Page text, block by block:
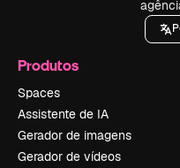
Produtos
Spaces
Assistente de IA
Gerador de imagens
Gerador de vídeos